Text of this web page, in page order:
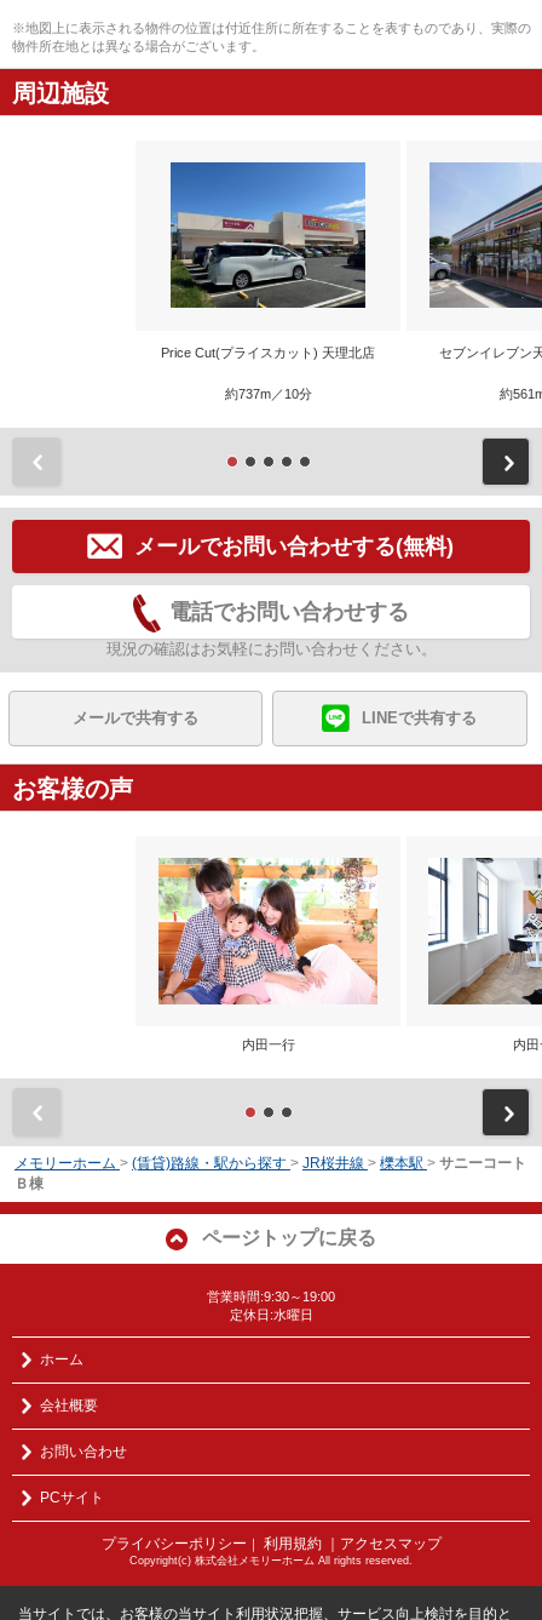
※地図上に表示される物件の位置は付近住所に所在することを表すものであり、実際の
物件所在地とは異なる場合がございます。
周辺施設
Price Cut(プライスカット) 天理北店
約737m／10分
セブンイレブン
約
メールでお問い合わせする(無料)
電話でお問い合わせする
現況の確認はお気軽にお問い合わせください。
メールで共有する LINEで共有する
お客様の声
内田一行 内
メモリーホーム > (賃貸)路線・駅から探す > JR桜井線 > 櫟本駅 > サニーコート
Ｂ棟
ページトップに戻る
営業時間:9:30～19:00
定休日:水曜日
ホーム
会社概要
お問い合わせ
PCサイト
プライバシーポリシー 利用規約 ｜アクセスマップ
Copyright(c) 株式会社メモリーホーム All rights reserved.
当サイトでは、お客様の当サイト利用状況把握、サービス向上検討を目的と